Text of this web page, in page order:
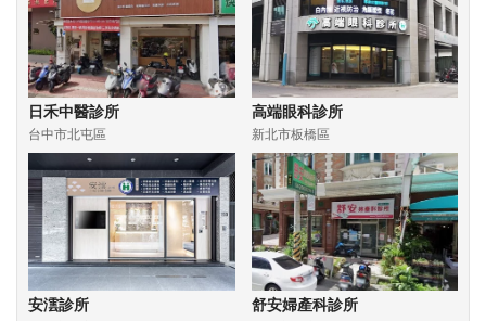
日禾中醫診所
台中市北屯區
高端眼科診所
新北市板橋區
安澐診所 舒安婦產科診所